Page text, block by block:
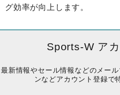
グ効率が向上します。
Sports-W ア
最新情報やセール情報などのメー
ンなどアカウント登録で